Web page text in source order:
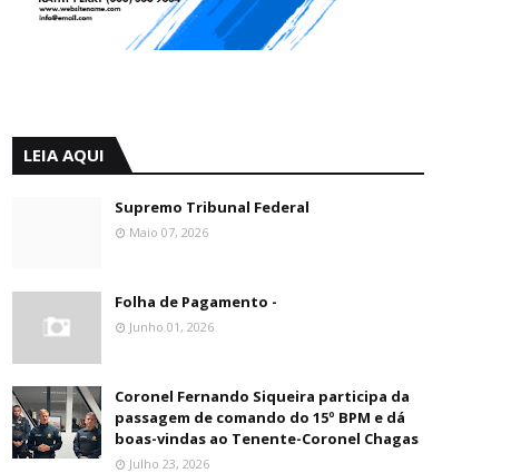
LEIA AQUI
Supremo Tribunal Federal
Maio 07, 2026
Folha de Pagamento -
Junho 01, 2026
Coronel Fernando Siqueira participa da
passagem de comando do 15º BPM e dá
boas-vindas ao Tenente-Coronel Chagas
Julho 23, 2026